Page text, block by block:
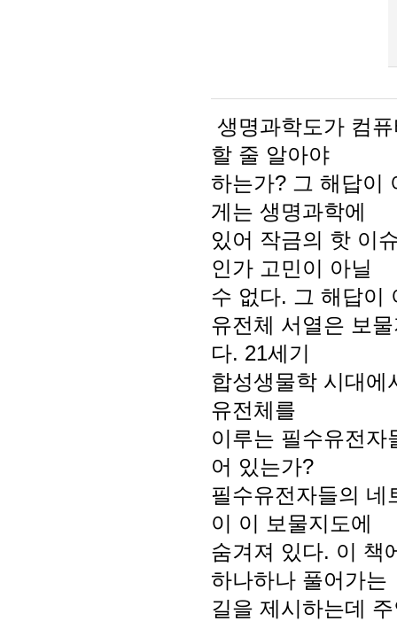
생명과학도가 컴
할 줄 알아야
하는가? 그 해답이
게는 생명과학에
있어 작금의 핫 이
인가 고민이 아닐
수 없다. 그 해답이
유전체 서열은 보
다. 21세기
합성생물학 시대에
유전체를
이루는 필수유전
어 있는가?
필수유전자들의 네
이 이 보물지도에
숨겨져 있다. 이 책
하나하나 풀어가는
길을 제시하는데